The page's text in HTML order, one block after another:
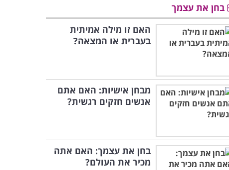
בחן את עצמך
האם זו מילה אמיתית
בעברית או המצאה?
מבחן אישיות: האם אתם
אנשים חזקים רגשית?
בחן את עצמך: האם אתה
מכיר את העולם?